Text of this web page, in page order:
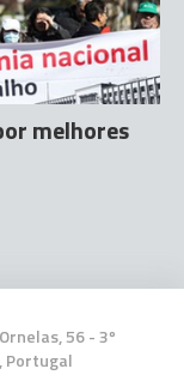
melhores
56 - 3º
Portugal